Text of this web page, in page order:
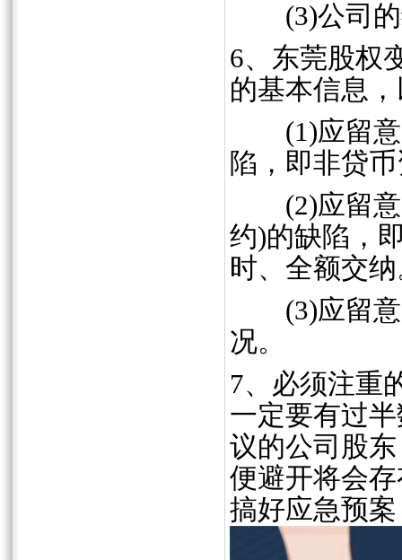
(3)公司的
6、东莞股权
的基本信息
(1)应留意
陷，即非贷
(2)应留意
约)的缺陷，
时、全额交
(3)应留意
况。
7、必须注重
一定要有过
议的公司股
便避开将会
搞好应急预